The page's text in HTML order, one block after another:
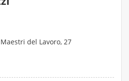
del Lavoro, 27